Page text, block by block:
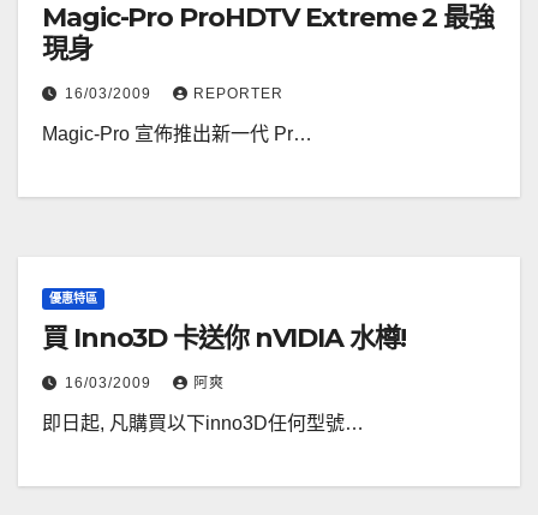
Magic-Pro ProHDTV Extreme 2 最強
現身
16/03/2009 REPORTER
Magic-Pro 宣佈推出新一代 Pr…
優惠特區
買 Inno3D 卡送你 nVIDIA 水樽!
16/03/2009 阿爽
即日起, 凡購買以下inno3D任何型號…